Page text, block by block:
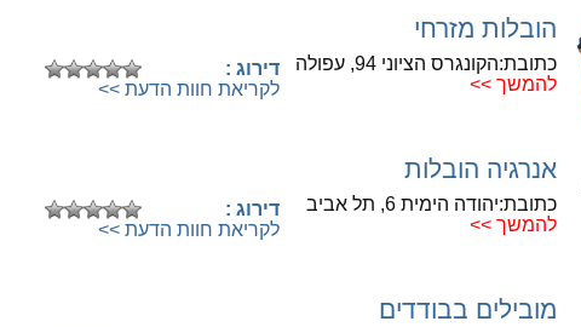
הובלות מזרחי
כתובת:הקונגרס הציוני 94, עפולה
להמשך >>
דירוג :
לקריאת חוות הדעת >>
אנרגיה הובלות
כתובת:יהודה הימית 6, תל אביב
להמשך >>
דירוג :
לקריאת חוות הדעת >>
מובילים בבודדים